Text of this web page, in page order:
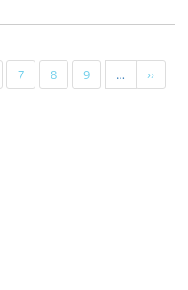
Page
7 Page
8 Page
9 …
Page
››